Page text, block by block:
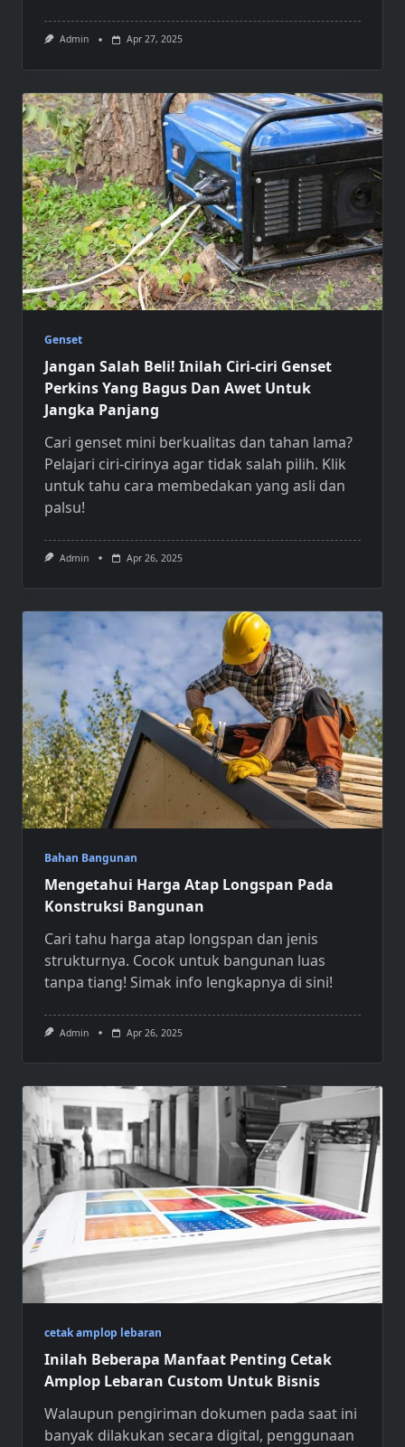
Admin Apr 27, 2025
Genset
Jangan Salah Beli! Inilah Ciri-ciri Genset
Perkins Yang Bagus Dan Awet Untuk
Jangka Panjang
Cari genset mini berkualitas dan tahan lama?
Pelajari ciri-cirinya agar tidak salah pilih. Klik
untuk tahu cara membedakan yang asli dan
palsu!
Admin Apr 26, 2025
Bahan Bangunan
Mengetahui Harga Atap Longspan Pada
Konstruksi Bangunan
Cari tahu harga atap longspan dan jenis
strukturnya. Cocok untuk bangunan luas
tanpa tiang! Simak info lengkapnya di sini!
Admin Apr 26, 2025
cetak amplop lebaran
Inilah Beberapa Manfaat Penting Cetak
Amplop Lebaran Custom Untuk Bisnis
Walaupun pengiriman dokumen pada saat ini
banyak dilakukan secara digital, penggunaan